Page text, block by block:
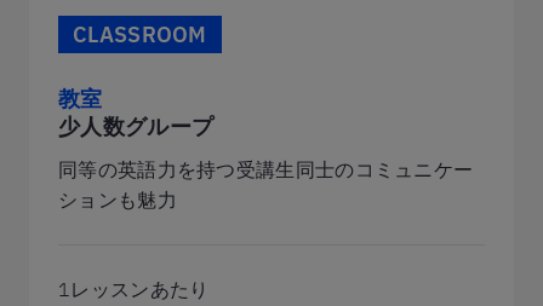
CLASSROOM
教室
少人数グループ
同等の英語力を持つ受講生同士のコミュニケー
ションも魅力
1レッスンあたり